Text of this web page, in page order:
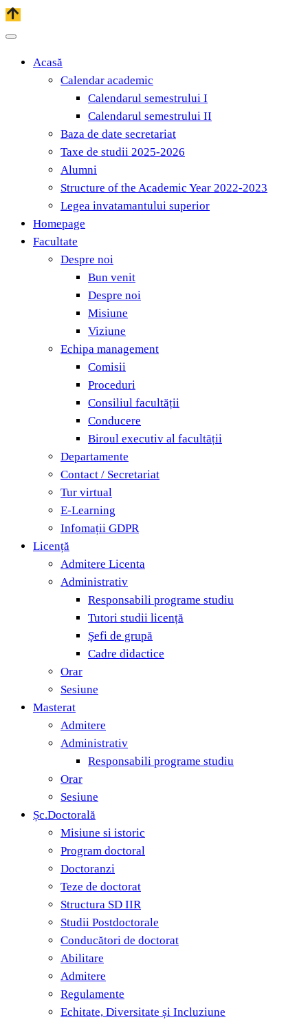
Acasă
Calendar academic
Calendarul semestrului I
Calendarul semestrului II
Baza de date secretariat
Taxe de studii 2025-2026
Alumni
Structure of the Academic Year 2022-2023
Legea invatamantului superior
Homepage
Facultate
Despre noi
Bun venit
Despre noi
Misiune
Viziune
Echipa management
Comisii
Proceduri
Consiliul facultății
Conducere
Biroul executiv al facultății
Departamente
Contact / Secretariat
Tur virtual
E-Learning
Infomații GDPR
Licență
Admitere Licenta
Administrativ
Responsabili programe studiu
Tutori studii licență
Şefi de grupă
Cadre didactice
Orar
Sesiune
Masterat
Admitere
Administrativ
Responsabili programe studiu
Orar
Sesiune
Șc.Doctorală
Misiune si istoric
Program doctoral
Doctoranzi
Teze de doctorat
Structura SD IIR
Studii Postdoctorale
Conducători de doctorat
Abilitare
Admitere
Regulamente
Echitate, Diversitate și Incluziune